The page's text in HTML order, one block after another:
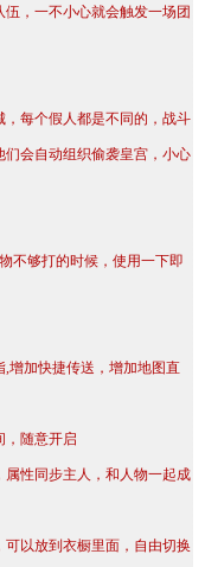
伍，一不小心就会触发一场团
，每个假人都是不同的，战斗
会自动组织偷袭皇宫，小心
不够打的时候，使用一下即
增加快捷传送，增加地图直
，随意开启
性同步主人，和人物一起成
以放到衣橱里面，自由切换